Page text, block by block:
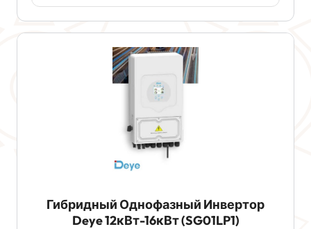
Гибридный Однофазный Инвертор
Deye 12кВт-16кВт (SG01LP1)